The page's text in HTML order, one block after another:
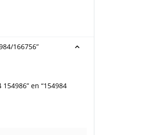
166756”
en “154984